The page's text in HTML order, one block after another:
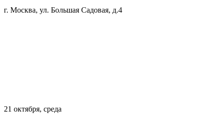
г. Москва, ул. Большая Садовая, д.4
21 октября, среда